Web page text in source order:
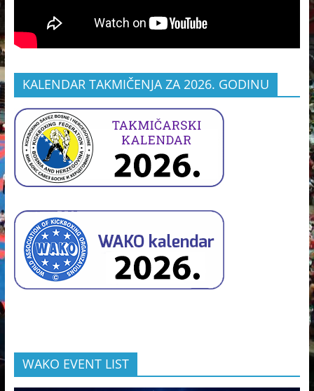
KALENDAR TAKMIČENJA ZA 2026. GODINU
WAKO EVENT LIST